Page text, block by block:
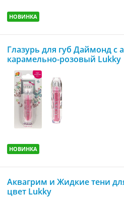
НОВИНКА
НОВИНКА
Глазурь для губ Даймонд с
карамельно-розовый Lukky
Аквагрим и Жидкие тени
цвет Lukky